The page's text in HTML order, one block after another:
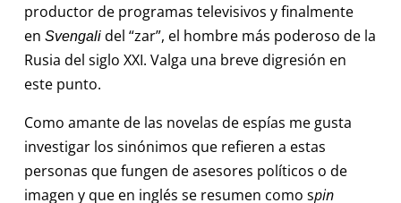
productor de programas televisivos y finalmente
en Svengali del “zar”, el hombre más poderoso de la
Rusia del siglo XXI. Valga una breve digresión en
este punto.
Como amante de las novelas de espías me gusta
investigar los sinónimos que refieren a estas
personas que fungen de asesores políticos o de
imagen y que en inglés se resumen como spin